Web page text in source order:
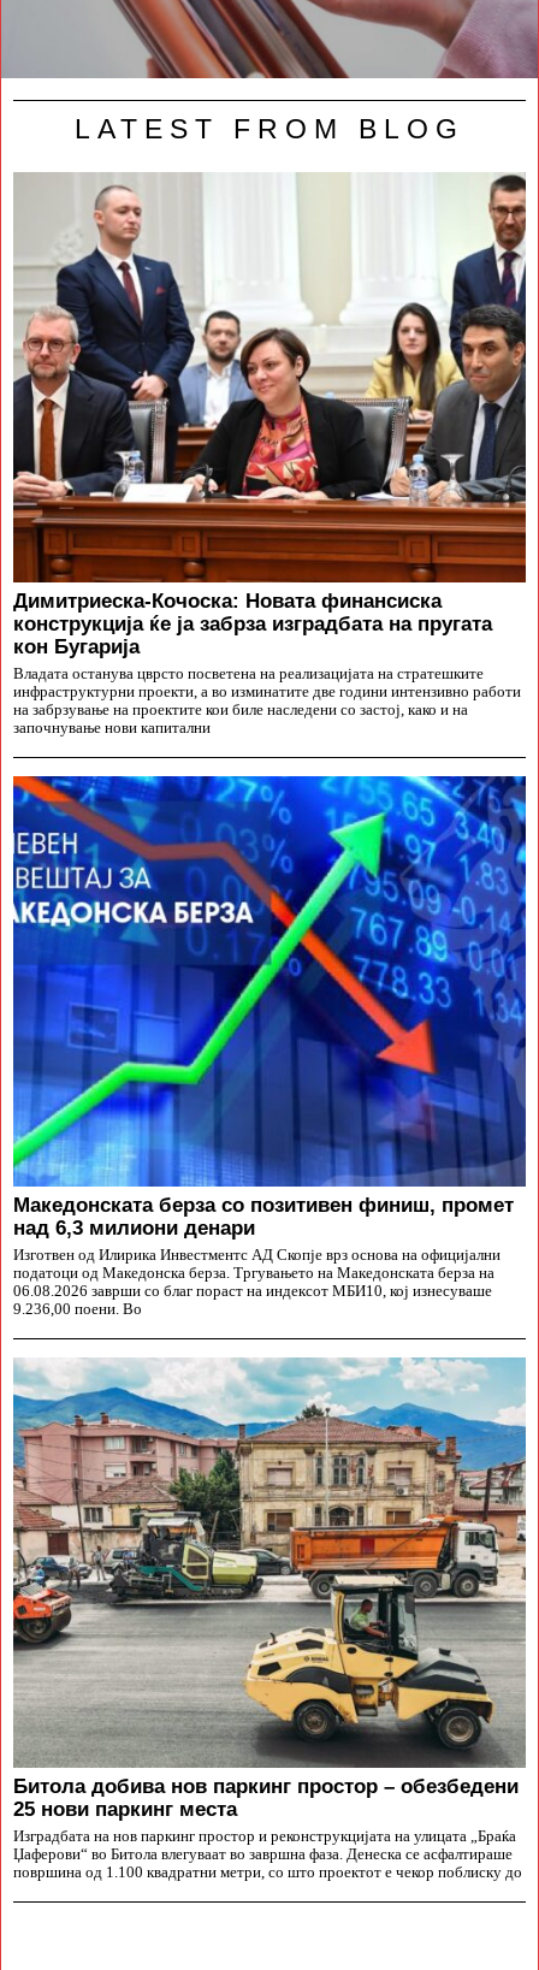
LATEST FROM BLOG
Димитриеска-Кочоска: Новата финансиска
конструкција ќе ја забрза изградбата на пругата
кон Бугарија
Владата останува цврсто посветена на реализацијата на стратешките
инфраструктурни проекти, а во изминатите две години интензивно работи
на забрзување на проектите кои биле наследени со застој, како и на
започнување нови капитални
Македонската берза со позитивен финиш, промет
над 6,3 милиони денари
Изготвен од Илирика Инвестментс АД Скопје врз основа на официјални
податоци од Македонска берза. Тргувањето на Македонската берза на
06.08.2026 заврши со благ пораст на индексот МБИ10, кој изнесуваше
9.236,00 поени. Во
Битола добива нов паркинг простор – обезбедени
25 нови паркинг места
Изградбата на нов паркинг простор и реконструкцијата на улицата „Браќа
Џаферови“ во Битола влегуваат во завршна фаза. Денеска се асфалтираше
површина од 1.100 квадратни метри, со што проектот е чекор поблиску до